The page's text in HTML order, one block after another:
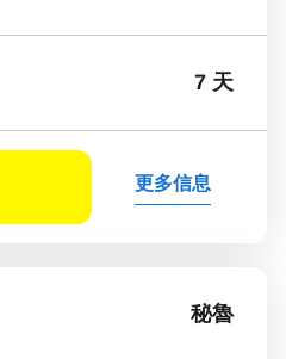
7 天
更多信息
秘魯